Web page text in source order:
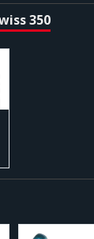
350